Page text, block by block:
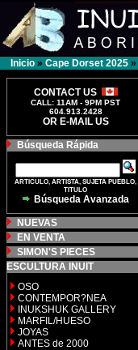
Inicio » Cape Dorset 2025 »
CONTACT US
CALL: 11AM - 9PM PST
604.913.2428
OR E-MAIL US
Búsqueda Rápida
ARTICULO, ARTISTA, SUJETA PUEBLO,
TITULO
Búsqueda Avanzada
NUEVAS
EN VENTA
SIMON'S PIECES
ESCULTURA INUIT
OSO
CONTEMPOR?NEA
INUKSHUK GALLERY
MARFIL/HUESO
JOYAS
ANTES de 2000